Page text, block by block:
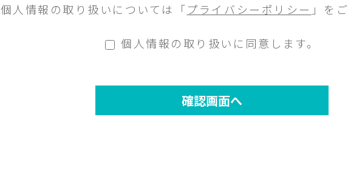
個人情報の取り扱いについては「プライバシーポリシー 」を
個人情報の取り扱いに同意します。